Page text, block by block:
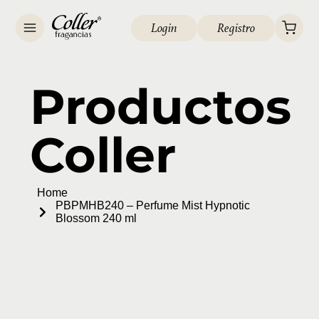
Login Registro
Productos
Coller
Home
PBPMHB240 – Perfume Mist Hypnotic
Blossom 240 ml